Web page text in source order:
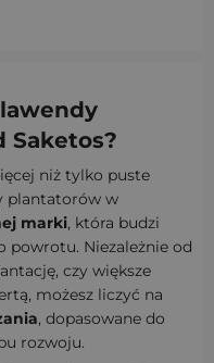
Saketos?
niż tylko puste
plantatorów w
marki, która budzi
powrotu. Niezależnie od
czy większe
możesz liczyć na
, dopasowane do
rozwoju.